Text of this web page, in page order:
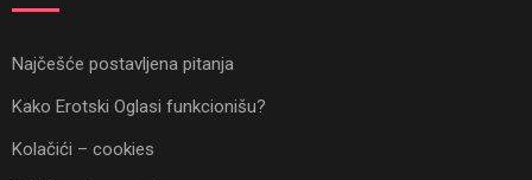
Najčešće postavljena pitanja
Kako Erotski Oglasi funkcionišu?
Kolačići – cookies